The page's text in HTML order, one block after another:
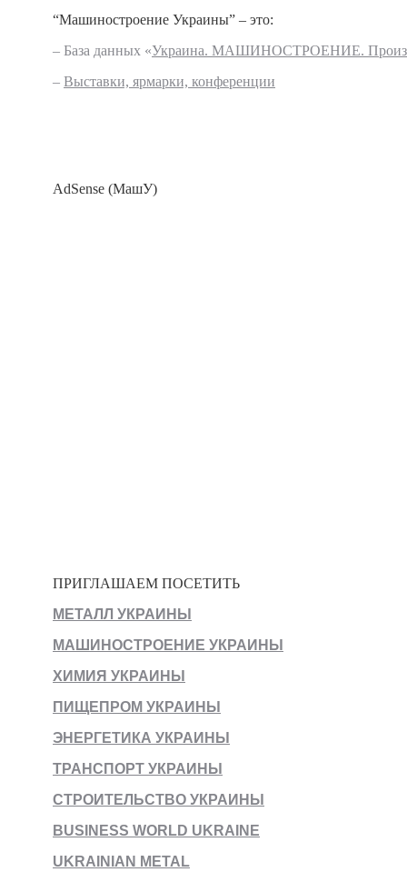
“Машиностроение Украины” – это:
– База данных «Украина. МАШИНОСТРОЕНИЕ.
– Выставки, ярмарки, конференции
AdSense (МашУ)
ПРИГЛАШАЕМ ПОСЕТИТЬ
МЕТАЛЛ УКРАИНЫ
МАШИНОСТРОЕНИЕ УКРАИНЫ
ХИМИЯ УКРАИНЫ
ПИЩЕПРОМ УКРАИНЫ
ЭНЕРГЕТИКА УКРАИНЫ
ТРАНСПОРТ УКРАИНЫ
СТРОИТЕЛЬСТВО УКРАИНЫ
BUSINESS WORLD UKRAINE
UKRAINIAN METAL